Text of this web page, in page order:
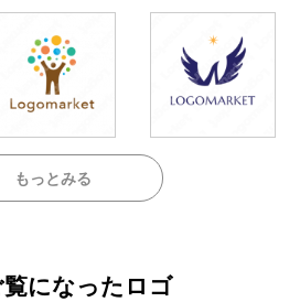
もっとみる
になったロゴ